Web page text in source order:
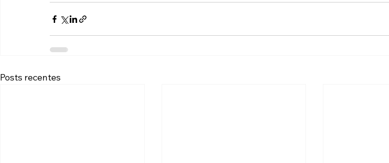
Posts recentes